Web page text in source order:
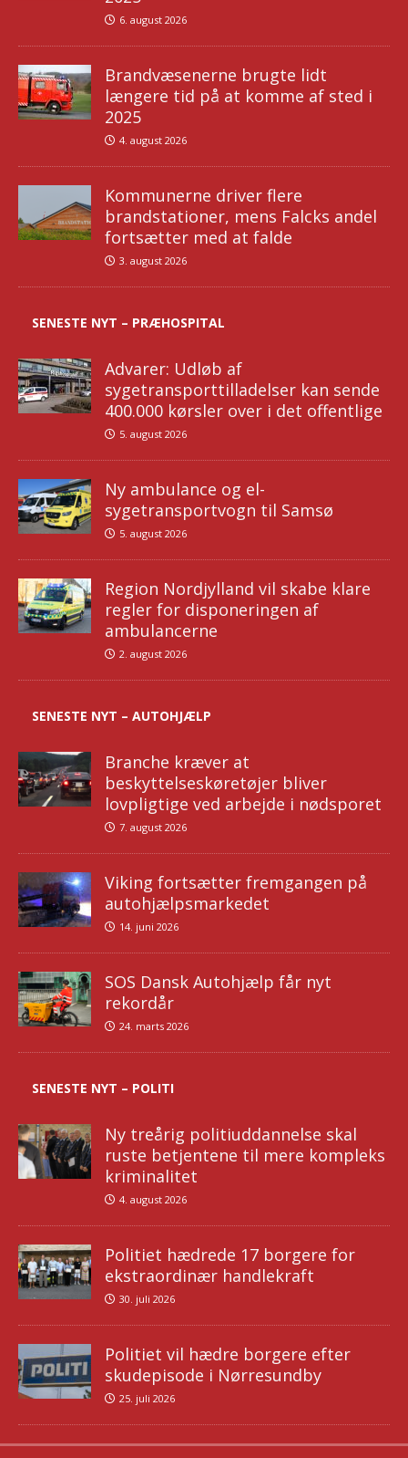
6. august 2026
Brandvæsenerne brugte lidt
længere tid på at komme af sted i
2025
4. august 2026
Kommunerne driver flere
brandstationer, mens Falcks andel
fortsætter med at falde
3. august 2026
SENESTE NYT – PRÆHOSPITAL
Advarer: Udløb af
sygetransporttilladelser kan sende
400.000 kørsler over i det offentlige
5. august 2026
Ny ambulance og el-
sygetransportvogn til Samsø
5. august 2026
Region Nordjylland vil skabe klare
regler for disponeringen af
ambulancerne
2. august 2026
SENESTE NYT – AUTOHJÆLP
Branche kræver at
beskyttelseskøretøjer bliver
lovpligtige ved arbejde i nødsporet
7. august 2026
Viking fortsætter fremgangen på
autohjælpsmarkedet
14. juni 2026
SOS Dansk Autohjælp får nyt
rekordår
24. marts 2026
SENESTE NYT – POLITI
Ny treårig politiuddannelse skal
ruste betjentene til mere kompleks
kriminalitet
4. august 2026
Politiet hædrede 17 borgere for
ekstraordinær handlekraft
30. juli 2026
Politiet vil hædre borgere efter
skudepisode i Nørresundby
25. juli 2026